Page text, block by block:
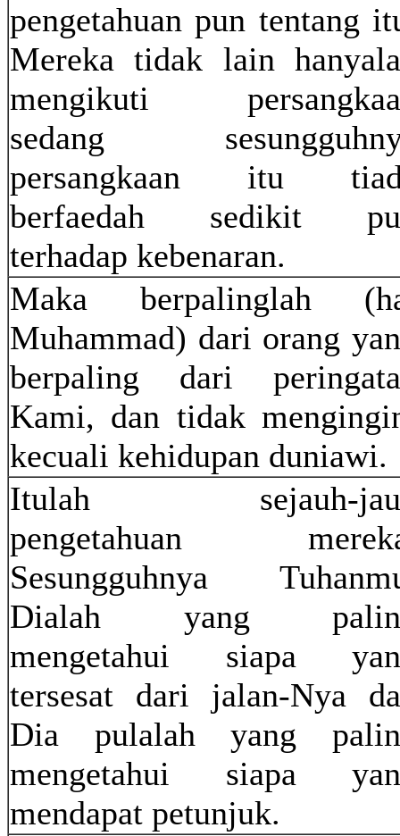
pengetahuan pun tentang
Mereka tidak lain
mengikuti
sedang
persangkaan itu
berfaedah sedikit
terhadap kebenaran.
Maka berpalinglah
Muhammad) dari orang
berpaling dari
Kami, dan tidak
kecuali kehidupan duniawi.
Itulah sejauh-
pengetahuan
Sesungguhnya
Dialah yang
mengetahui siapa
tersesat dari jalan-Nya
Dia pulalah yang
mengetahui siapa
mendapat petunjuk.